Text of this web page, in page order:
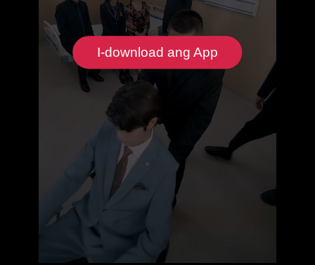
I-download ang App